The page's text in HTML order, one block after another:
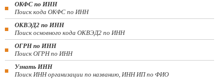
ОКФС по ИНН
Поиск кода ОКФС по ИНН
ОКВЭД2 по ИНН
Поиск основного кода ОКВЭД2 по ИНН
ОГРН по ИНН
Поиск ОГРН по ИНН
Узнать ИНН
Поиск ИНН организации по названию, ИНН ИП по ФИО